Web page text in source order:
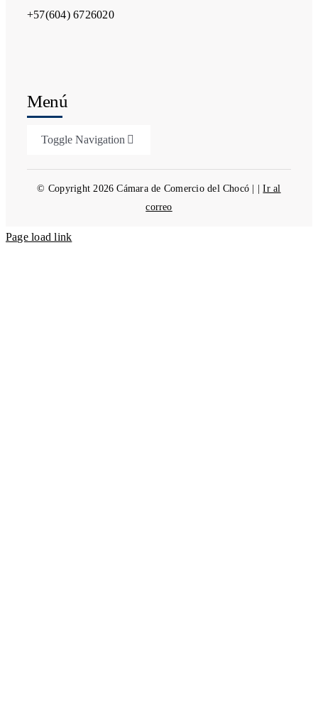
+57(604) 6726020
Menú
Toggle Navigation
© Copyright 2026 Cámara de Comercio del Chocó | |Ir al
correo
Page load link